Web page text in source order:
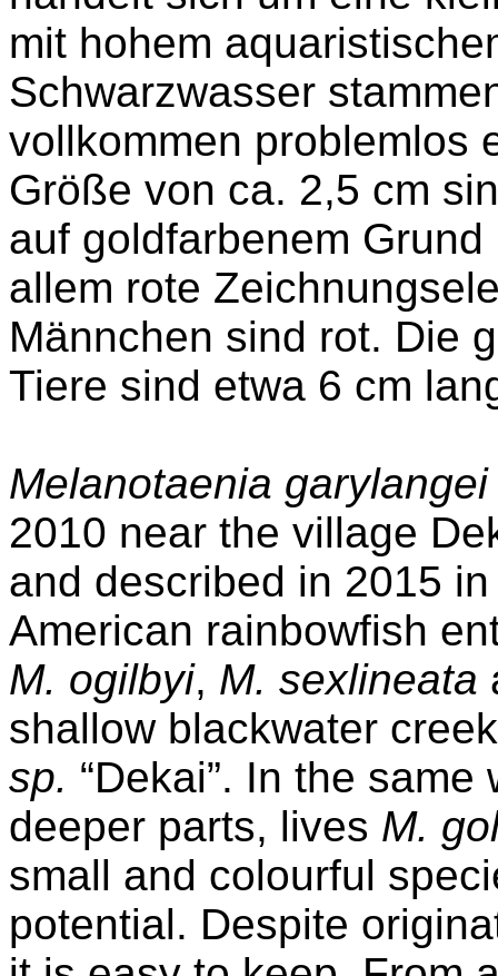
mit hohem
Schwarzwasser
vollkommen problemlos
Größe von ca. 2,5 cm
auf goldfarbenem
allem rote
Männchen sind rot. Die
Tiere sind etwa 6 cm
Melanotaenia garylangei
2010 near the village
and described in 2015
American rainbowfish
M. ogilbyi, M. sexlineata
shallow blackwater
sp. “Dekai”. In the
deeper parts, lives M.
small and colourful
potential. Despite